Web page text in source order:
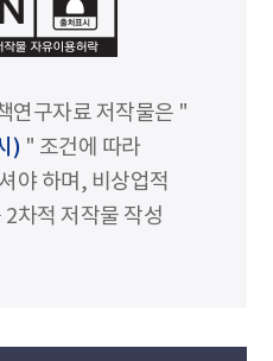
연구자료 저작물은 "
) " 조건에 따라
야 하며, 비상업적
차적 저작물 작성